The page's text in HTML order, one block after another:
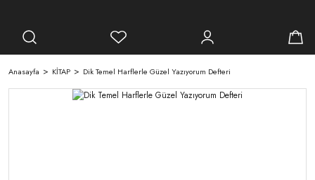
Anasayfa KİTAP Dik Temel Harflerle Güzel Yazıyorum Defteri